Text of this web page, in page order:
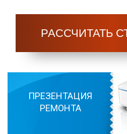
РАССЧИТАТЬ
ПРЕЗЕНТАЦИЯ
РЕМОНТА